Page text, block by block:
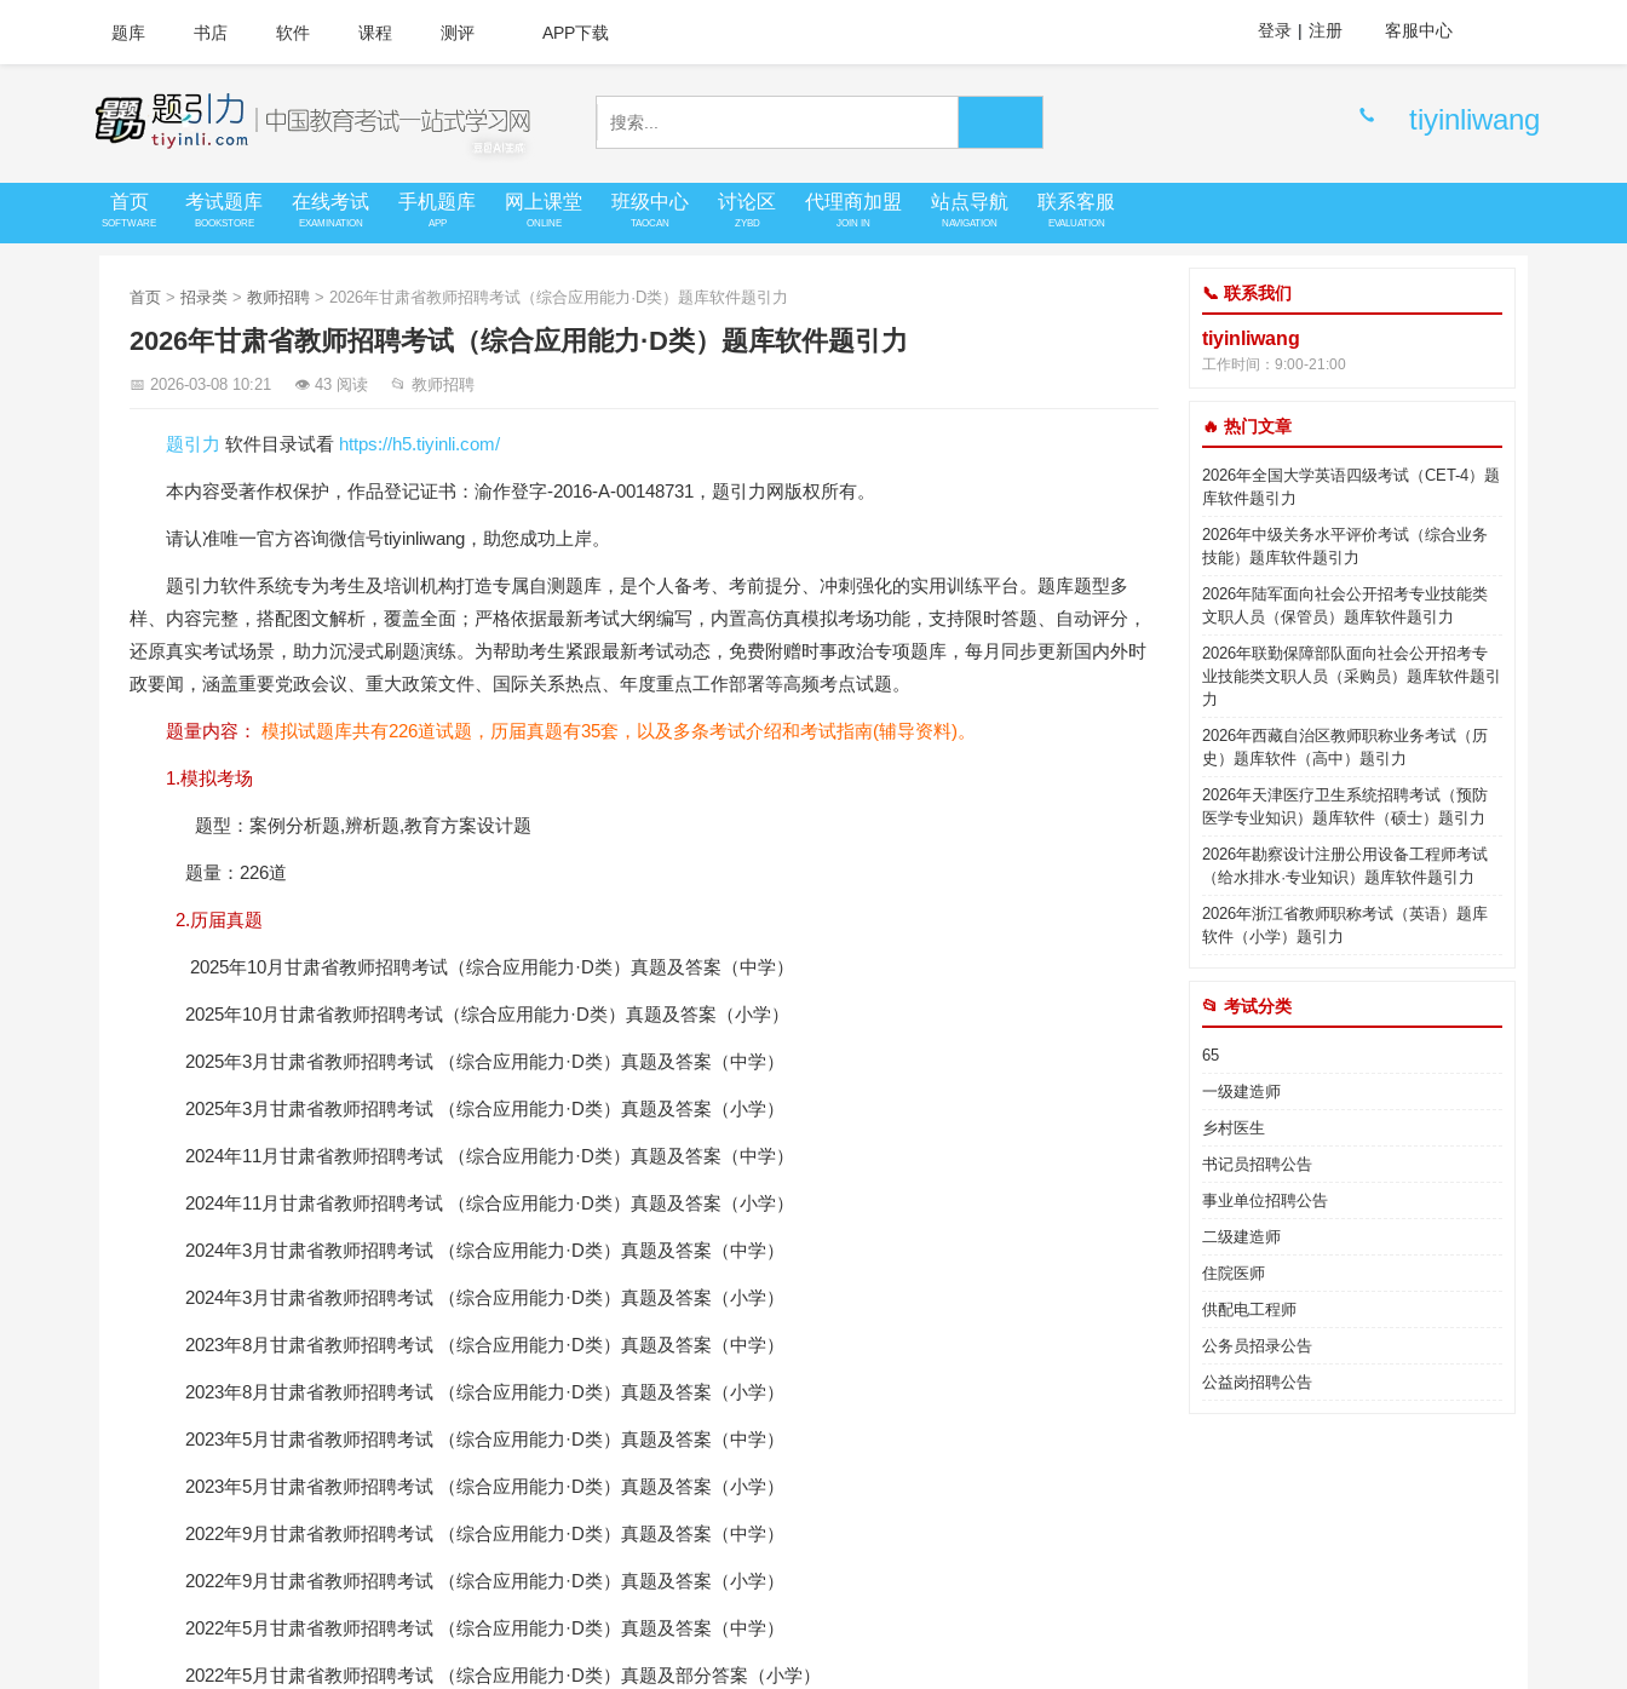
题库 书店 软件 课程 测评 APP下载 登录 | 注册 客服中心
tiyinliwang
首页
SOFTWARE
考试题库
BOOKSTORE
在线考试
EXAMINATION
手机题库
APP
网上课堂
ONLINE
班级中心
TAOCAN
讨论区
ZYBD
代理商加盟
JOIN IN
站点导航
NAVIGATION
联系客服
EVALUATION
首页 > 招录类 > 教师招聘 > 2026年甘肃省教师招聘考试（综合应用能力·D类）题库软件题引力
2026年甘肃省教师招聘考试（综合应用能力·D类）题库软件题引力
📅 2026-03-08 10:21 👁 43 阅读 📂 教师招聘
题引力 软件目录试看 https://h5.tiyinli.com/
本内容受著作权保护，作品登记证书：渝作登字-2016-A-00148731，题引力网版权所有。
请认准唯一官方咨询微信号tiyinliwang，助您成功上岸。
题引力软件系统专为考生及培训机构打造专属自测题库，是个人备考、考前提分、冲刺强化的实用训练平台。题库题型多
样、内容完整，搭配图文解析，覆盖全面；严格依据最新考试大纲编写，内置高仿真模拟考场功能，支持限时答题、自动评分，
还原真实考试场景，助力沉浸式刷题演练。为帮助考生紧跟最新考试动态，免费附赠时事政治专项题库，每月同步更新国内外时
政要闻，涵盖重要党政会议、重大政策文件、国际关系热点、年度重点工作部署等高频考点试题。
题量内容： 模拟试题库共有226道试题，历届真题有35套，以及多条考试介绍和考试指南(辅导资料)。
1.模拟考场
题型：案例分析题,辨析题,教育方案设计题
题量：226道
2.历届真题
2025年10月甘肃省教师招聘考试（综合应用能力·D类）真题及答案（中学）
2025年10月甘肃省教师招聘考试（综合应用能力·D类）真题及答案（小学）
2025年3月甘肃省教师招聘考试 （综合应用能力·D类）真题及答案（中学）
2025年3月甘肃省教师招聘考试 （综合应用能力·D类）真题及答案（小学）
2024年11月甘肃省教师招聘考试 （综合应用能力·D类）真题及答案（中学）
2024年11月甘肃省教师招聘考试 （综合应用能力·D类）真题及答案（小学）
2024年3月甘肃省教师招聘考试 （综合应用能力·D类）真题及答案（中学）
2024年3月甘肃省教师招聘考试 （综合应用能力·D类）真题及答案（小学）
2023年8月甘肃省教师招聘考试 （综合应用能力·D类）真题及答案（中学）
2023年8月甘肃省教师招聘考试 （综合应用能力·D类）真题及答案（小学）
2023年5月甘肃省教师招聘考试 （综合应用能力·D类）真题及答案（中学）
2023年5月甘肃省教师招聘考试 （综合应用能力·D类）真题及答案（小学）
2022年9月甘肃省教师招聘考试 （综合应用能力·D类）真题及答案（中学）
2022年9月甘肃省教师招聘考试 （综合应用能力·D类）真题及答案（小学）
2022年5月甘肃省教师招聘考试 （综合应用能力·D类）真题及答案（中学）
2022年5月甘肃省教师招聘考试 （综合应用能力·D类）真题及部分答案（小学）
📞 联系我们
tiyinliwang
工作时间：9:00-21:00
🔥 热门文章
2026年全国大学英语四级考试（CET-4）题
库软件题引力
2026年中级关务水平评价考试（综合业务
技能）题库软件题引力
2026年陆军面向社会公开招考专业技能类
文职人员（保管员）题库软件题引力
2026年联勤保障部队面向社会公开招考专
业技能类文职人员（采购员）题库软件题引
力
2026年西藏自治区教师职称业务考试（历
史）题库软件（高中）题引力
2026年天津医疗卫生系统招聘考试（预防
医学专业知识）题库软件（硕士）题引力
2026年勘察设计注册公用设备工程师考试
（给水排水·专业知识）题库软件题引力
2026年浙江省教师职称考试（英语）题库
软件（小学）题引力
📂 考试分类
65
一级建造师
乡村医生
书记员招聘公告
事业单位招聘公告
二级建造师
住院医师
供配电工程师
公务员招录公告
公益岗招聘公告